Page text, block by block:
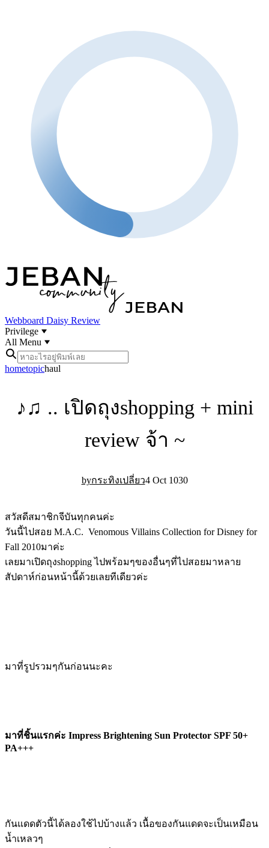
Webboard Daisy Review
Privilege
All Menu
hometopichaul
♪♫ .. เปิดถุงshopping + mini
review จ้า ~
กระทิงเปลี่ยว4 Oct 1030
สวัสดีสมาชิกจีบันทุกคนค่ะ
วันนี้ไปสอย M.A.C. Venomous Villains Collection for Disney for
Fall 2010มาค่ะ
เลยมาเปิดถุงshopping ไปพร้อมๆของอื่นๆที่ไปสอยมาหลาย
สัปดาห์ก่อนหน้านี้ด้วยเลยทีเดียวค่ะ
มาที่รูปรวมๆกันก่อนนะคะ
มาที่ชิ้นแรกค่ะ Impress Brightening Sun Protector SPF 50+
PA+++
กันแดดตัวนี้ได้ลองใช้ไปบ้างแล้ว เนื้อของกันแดดจะเป็นเหมือน
น้ำเหลวๆ